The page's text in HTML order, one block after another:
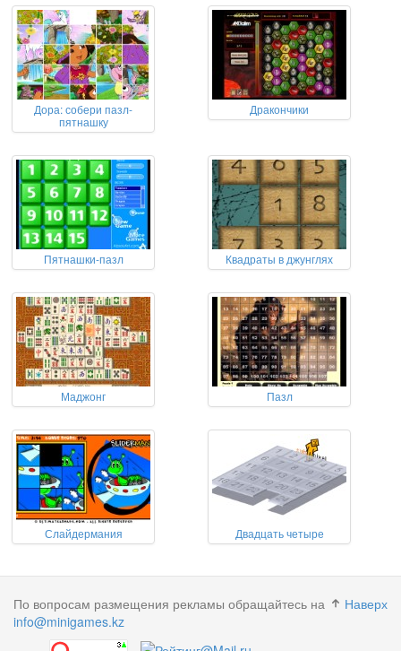
Дора: собери пазл-
пятнашку
Дракончики
Пятнашки-пазл Квадраты в джунглях
Маджонг Пазл
Слайдермания Двадцать четыре
Наверх
По вопросам размещения рекламы обращайтесь на
info@minigames.kz